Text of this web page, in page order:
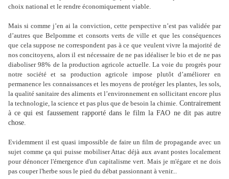
choix national et le rendre économiquement viable.
Mais si comme j’en ai la conviction, cette perspective n’est pas validée par
d’autres que Belpomme et consorts verts de ville et que les conséquences
que cela suppose ne correspondent pas à ce que veulent vivre la majorité de
nos concitoyens, alors il est nécessaire de ne pas idéaliser le bio et de ne pas
diaboliser 98% de la production agricole actuelle. La voie du progrès pour
notre société et sa production agricole impose plutôt d’améliorer en
permanence les connaissances et les moyens de protéger les plantes, les sols,
la qualité sanitaire des aliments et l’environnement en sollicitant encore plus
la technologie, la science et pas plus que de besoin la chimie. Contrairement
à ce qui est faussement rapporté dans le film la FAO ne dit pas autre
chose.
Evidemment il est quasi impossible de faire un film de propagande avec un
sujet comme ça qui puisse mobiliser Attac déjà aux avant postes localement
pour dénoncer l'émergence d'un capitalisme vert. Mais je m'égare et ne dois
pas couper l'herbe sous le pied du débat passionnant à venir...